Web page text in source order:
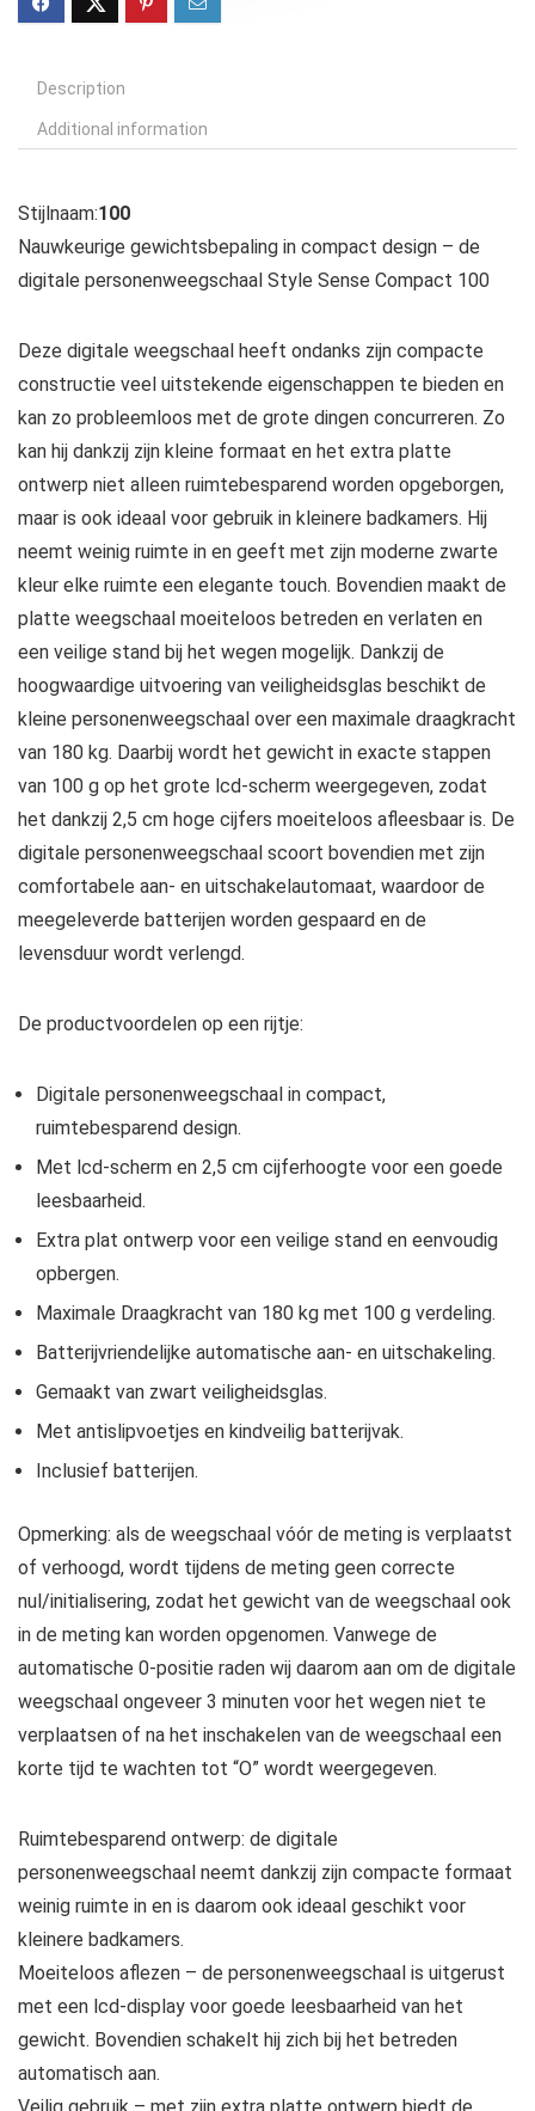
Description
Additional information
Stijlnaam:100
Nauwkeurige gewichtsbepaling in compact design – de
digitale personenweegschaal Style Sense Compact 100
Deze digitale weegschaal heeft ondanks zijn compacte
constructie veel uitstekende eigenschappen te bieden en
kan zo probleemloos met de grote dingen concurreren. Zo
kan hij dankzij zijn kleine formaat en het extra platte
ontwerp niet alleen ruimtebesparend worden opgeborgen,
maar is ook ideaal voor gebruik in kleinere badkamers. Hij
neemt weinig ruimte in en geeft met zijn moderne zwarte
kleur elke ruimte een elegante touch. Bovendien maakt de
platte weegschaal moeiteloos betreden en verlaten en
een veilige stand bij het wegen mogelijk. Dankzij de
hoogwaardige uitvoering van veiligheidsglas beschikt de
kleine personenweegschaal over een maximale draagkracht
van 180 kg. Daarbij wordt het gewicht in exacte stappen
van 100 g op het grote lcd-scherm weergegeven, zodat
het dankzij 2,5 cm hoge cijfers moeiteloos afleesbaar is. De
digitale personenweegschaal scoort bovendien met zijn
comfortabele aan- en uitschakelautomaat, waardoor de
meegeleverde batterijen worden gespaard en de
levensduur wordt verlengd.
De productvoordelen op een rijtje:
Digitale personenweegschaal in compact,
ruimtebesparend design.
Met lcd-scherm en 2,5 cm cijferhoogte voor een goede
leesbaarheid.
Extra plat ontwerp voor een veilige stand en eenvoudig
opbergen.
Maximale Draagkracht van 180 kg met 100 g verdeling.
Batterijvriendelijke automatische aan- en uitschakeling.
Gemaakt van zwart veiligheidsglas.
Met antislipvoetjes en kindveilig batterijvak.
Inclusief batterijen.
Opmerking: als de weegschaal vóór de meting is verplaatst
of verhoogd, wordt tijdens de meting geen correcte
nul/initialisering, zodat het gewicht van de weegschaal ook
in de meting kan worden opgenomen. Vanwege de
automatische 0-positie raden wij daarom aan om de digitale
weegschaal ongeveer 3 minuten voor het wegen niet te
verplaatsen of na het inschakelen van de weegschaal een
korte tijd te wachten tot “O” wordt weergegeven.
Ruimtebesparend ontwerp: de digitale
personenweegschaal neemt dankzij zijn compacte formaat
weinig ruimte in en is daarom ook ideaal geschikt voor
kleinere badkamers.
Moeiteloos aflezen – de personenweegschaal is uitgerust
met een lcd-display voor goede leesbaarheid van het
gewicht. Bovendien schakelt hij zich bij het betreden
automatisch aan.